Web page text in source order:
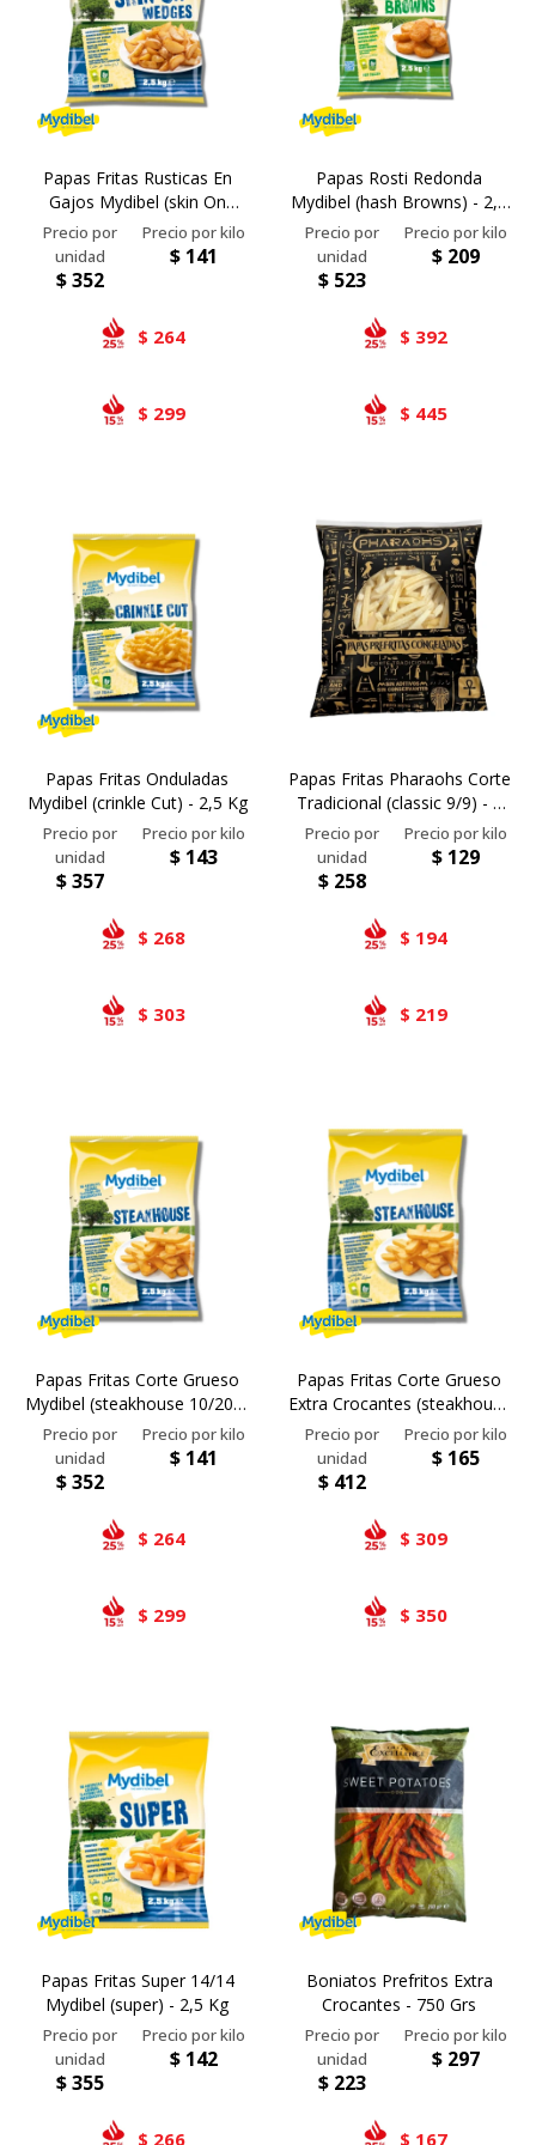
Papas Fritas Rusticas En
Gajos Mydibel (skin On
Wedges) - 2,5 Kg
$352
$ 141
$ 264
$ 299
Papas Rosti Redonda
Mydibel (hash Browns) - 2,5
Kg
$ 523
$ 209
$ 392
$ 445
Papas Fritas Onduladas
Mydibel (crinkle Cut) - 2,5 Kg
$357
$ 143
$ 268
$ 303
Papas Fritas Pharaohs Corte
Tradicional (classic 9/9) - 2
Kgs
$ 258
$ 129
$ 194
$ 219
Papas Fritas Corte Grueso
Mydibel (steakhouse 10/20) -
2,5 Kg
$352
$ 141
$ 264
$ 299
Papas Fritas Corte Grueso
Extra Crocantes (steakhouse
10/20) - 2,5 Kg
$ 412
$ 165
$ 309
$ 350
Papas Fritas Super 14/14
Mydibel (super) - 2,5 Kg
$355
$ 142
$ 266
Boniatos Prefritos Extra
Crocantes - 750 Grs
$ 223
$ 297
$ 167
Bivalvos
Chipirón
Crustáceos
Bastones
Arrolladitos
Otros
Preparados de vegetales
Pulpa de frutas
Italianas
Il Porto
NotCo
Beyond Meat
Ártico
Samán
Mirokumai
Double Point